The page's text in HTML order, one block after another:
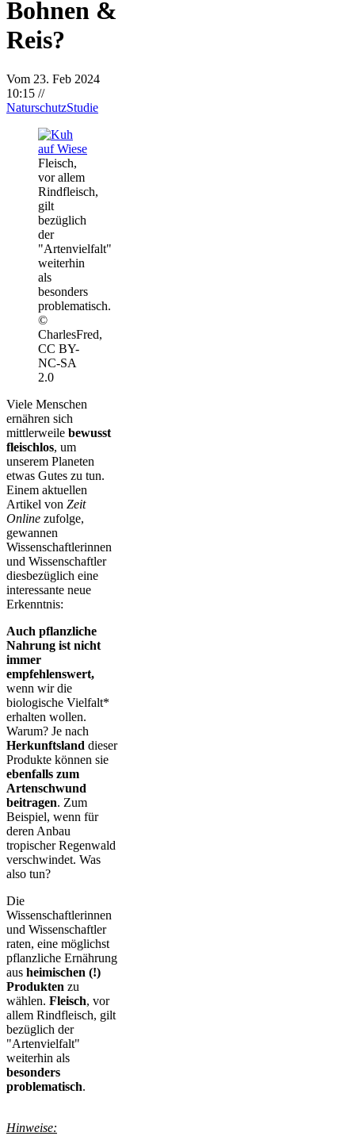
Bohnen &
Reis?
Vom 23. Feb 2024
10:15 //
NaturschutzStudie
Fleisch,
vor allem
Rindfleisch,
gilt
bezüglich
der
"Artenvielfalt"
weiterhin
als
besonders
problematisch.
©
CharlesFred,
CC BY-
NC-SA
2.0
Viele Menschen
ernähren sich
mittlerweile bewusst
fleischlos, um
unserem Planeten
etwas Gutes zu tun.
Einem aktuellen
Artikel von Zeit
Online zufolge,
gewannen
Wissenschaftlerinnen
und Wissenschaftler
diesbezüglich eine
interessante neue
Erkenntnis:
Auch pflanzliche
Nahrung ist nicht
immer
empfehlenswert,
wenn wir die
biologische Vielfalt*
erhalten wollen.
Warum? Je nach
Herkunftsland dieser
Produkte können sie
ebenfalls zum
Artenschwund
beitragen. Zum
Beispiel, wenn für
deren Anbau
tropischer Regenwald
verschwindet. Was
also tun?
Die
Wissenschaftlerinnen
und Wissenschaftler
raten, eine möglichst
pflanzliche Ernährung
aus heimischen (!)
Produkten zu
wählen. Fleisch, vor
allem Rindfleisch, gilt
bezüglich der
"Artenvielfalt"
weiterhin als
besonders
problematisch.
Hinweise: